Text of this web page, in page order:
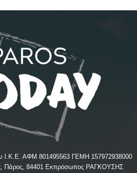
Ι.Κ.Ε. ΑΦΜ 801495563 ΓΕΜΗ 157972938000
Πάρος, 84401 Εκπρόσωπος ΡΑΓΚΟΥΣΗΣ